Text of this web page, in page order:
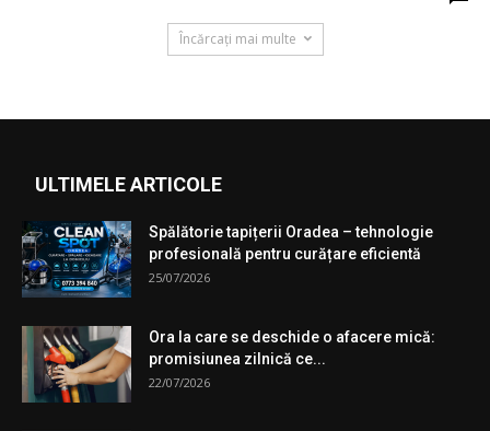
Încărcați mai multe
ULTIMELE ARTICOLE
Spălătorie tapițerii Oradea – tehnologie
profesională pentru curățare eficientă
25/07/2026
Ora la care se deschide o afacere mică:
promisiunea zilnică ce...
22/07/2026